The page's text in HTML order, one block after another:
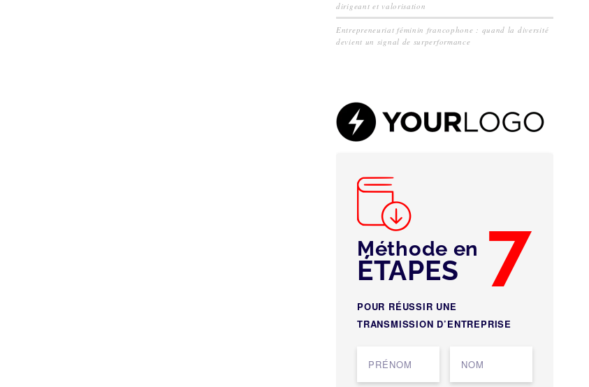
dirigeant et valorisation
Entrepreneuriat féminin francophone : quand la diversité
devient un signal de surperformance
Méthode en 7
ÉTAPES
POUR RÉUSSIR UNE
TRANSMISSION D’ENTREPRISE